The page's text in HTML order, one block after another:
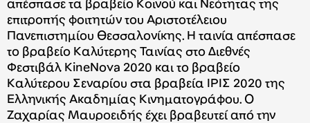
απέσπασε τα βραβείο Κοινού και Νεότητας της
επιτροπής φοιτητών του Αριστοτέλειου
Πανεπιστημίου Θεσσαλονίκης. Η ταινία απέσπασε
το βραβείο Καλύτερης Ταινίας στο Διεθνές
Φεστιβάλ KineΝova 2020 και το βραβείο
Καλύτερου Σεναρίου στα βραβεία ΙΡΙΣ 2020 της
Ελληνικής Ακαδημίας Κινηματογράφου. Ο
Ζαχαρίας Μαυροειδής έχει βραβευτεί από την